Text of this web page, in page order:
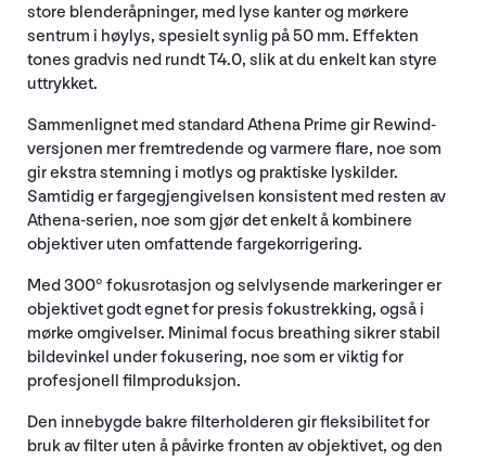
store blenderåpninger, med lyse kanter og mørkere
sentrum i høylys, spesielt synlig på 50 mm. Effekten
tones gradvis ned rundt T4.0, slik at du enkelt kan styre
uttrykket.
Sammenlignet med standard Athena Prime gir Rewind-
versjonen mer fremtredende og varmere flare, noe som
gir ekstra stemning i motlys og praktiske lyskilder.
Samtidig er fargegjengivelsen konsistent med resten av
Athena-serien, noe som gjør det enkelt å kombinere
objektiver uten omfattende fargekorrigering.
Med 300° fokusrotasjon og selvlysende markeringer er
objektivet godt egnet for presis fokustrekking, også i
mørke omgivelser. Minimal focus breathing sikrer stabil
bildevinkel under fokusering, noe som er viktig for
profesjonell filmproduksjon.
Den innebygde bakre filterholderen gir fleksibilitet for
bruk av filter uten å påvirke fronten av objektivet, og den